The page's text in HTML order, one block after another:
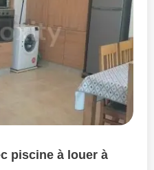
piscine à louer à